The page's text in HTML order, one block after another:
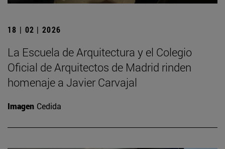
18 | 02 | 2026
La Escuela de Arquitectura y el Colegio
Oficial de Arquitectos de Madrid rinden
homenaje a Javier Carvajal
Imagen Cedida